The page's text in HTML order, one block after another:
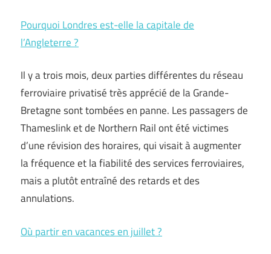
Pourquoi Londres est-elle la capitale de
l’Angleterre ?
Il y a trois mois, deux parties différentes du réseau
ferroviaire privatisé très apprécié de la Grande-
Bretagne sont tombées en panne. Les passagers de
Thameslink et de Northern Rail ont été victimes
d’une révision des horaires, qui visait à augmenter
la fréquence et la fiabilité des services ferroviaires,
mais a plutôt entraîné des retards et des
annulations.
Où partir en vacances en juillet ?